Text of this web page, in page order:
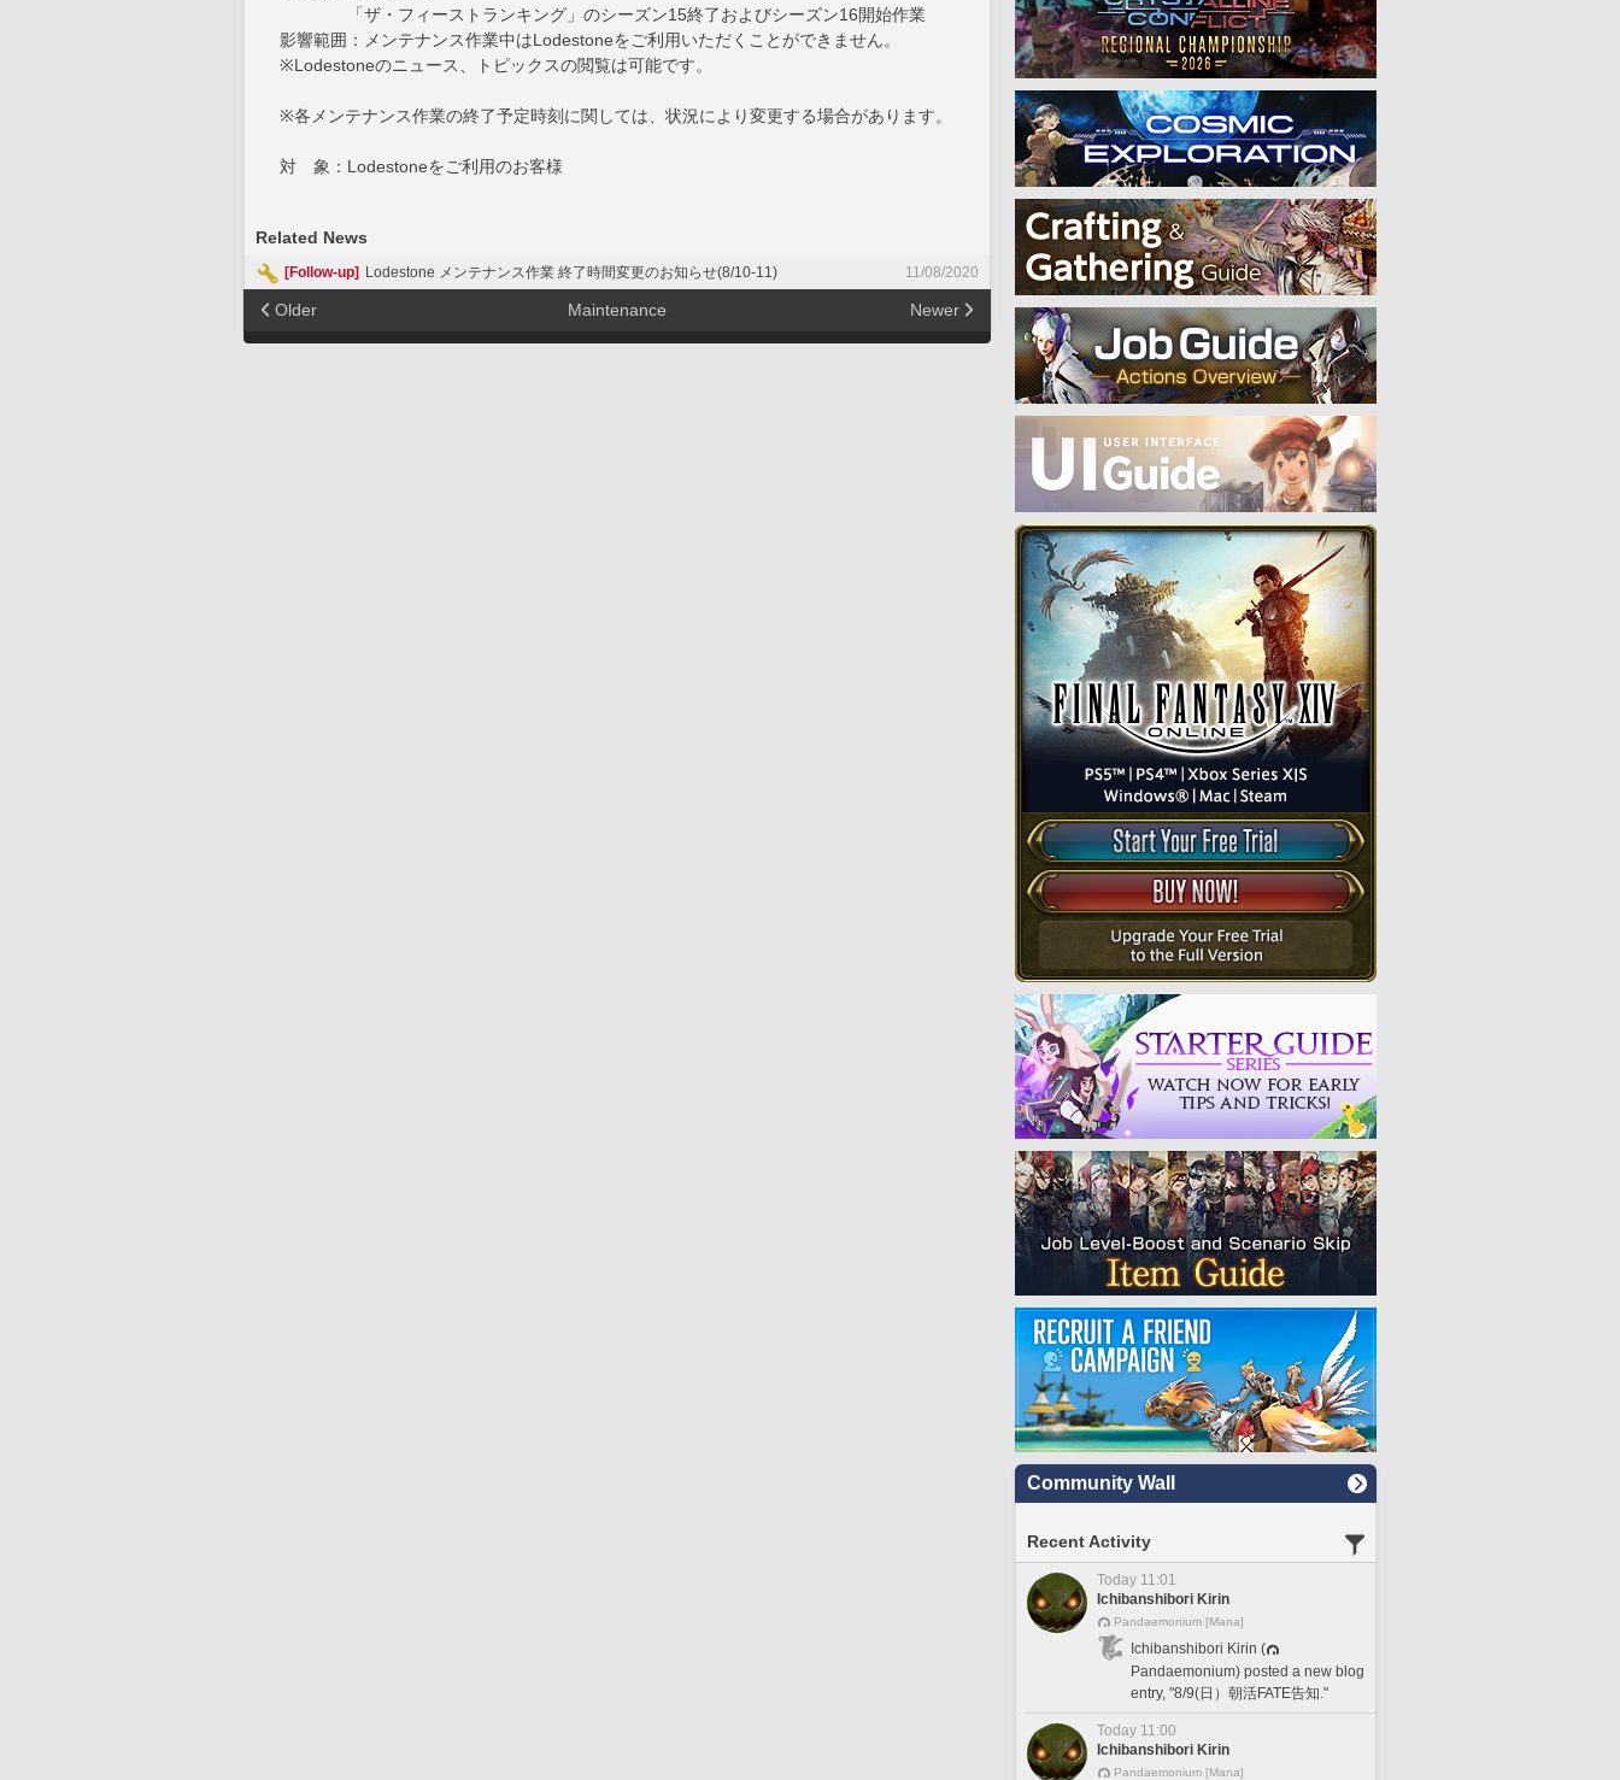
「ザ・フィーストランキング」のシーズン15終了およびシーズン16開始作業
影響範囲：メンテナンス作業中はLodestoneをご利用いただくことができません。
※Lodestoneのニュース、トピックスの閲覧は可能です。
※各メンテナンス作業の終了予定時刻に関しては、状況により変更する場合があります。
対 象：Lodestoneをご利用のお客様
Related News
[Follow-up] Lodestone メンテナンス作業 終了時間変更のお知らせ(8/10-11) 11/08/2020
Older Maintenance Newer
Community Wall
Recent Activity
Today 11:01
Ichibanshibori Kirin
Pandaemonium [Mana]
Ichibanshibori Kirin (
Pandaemonium) posted a new blog
entry, "8/9(日）朝活FATE告知."
Today 11:00
Ichibanshibori Kirin
Pandaemonium [Mana]